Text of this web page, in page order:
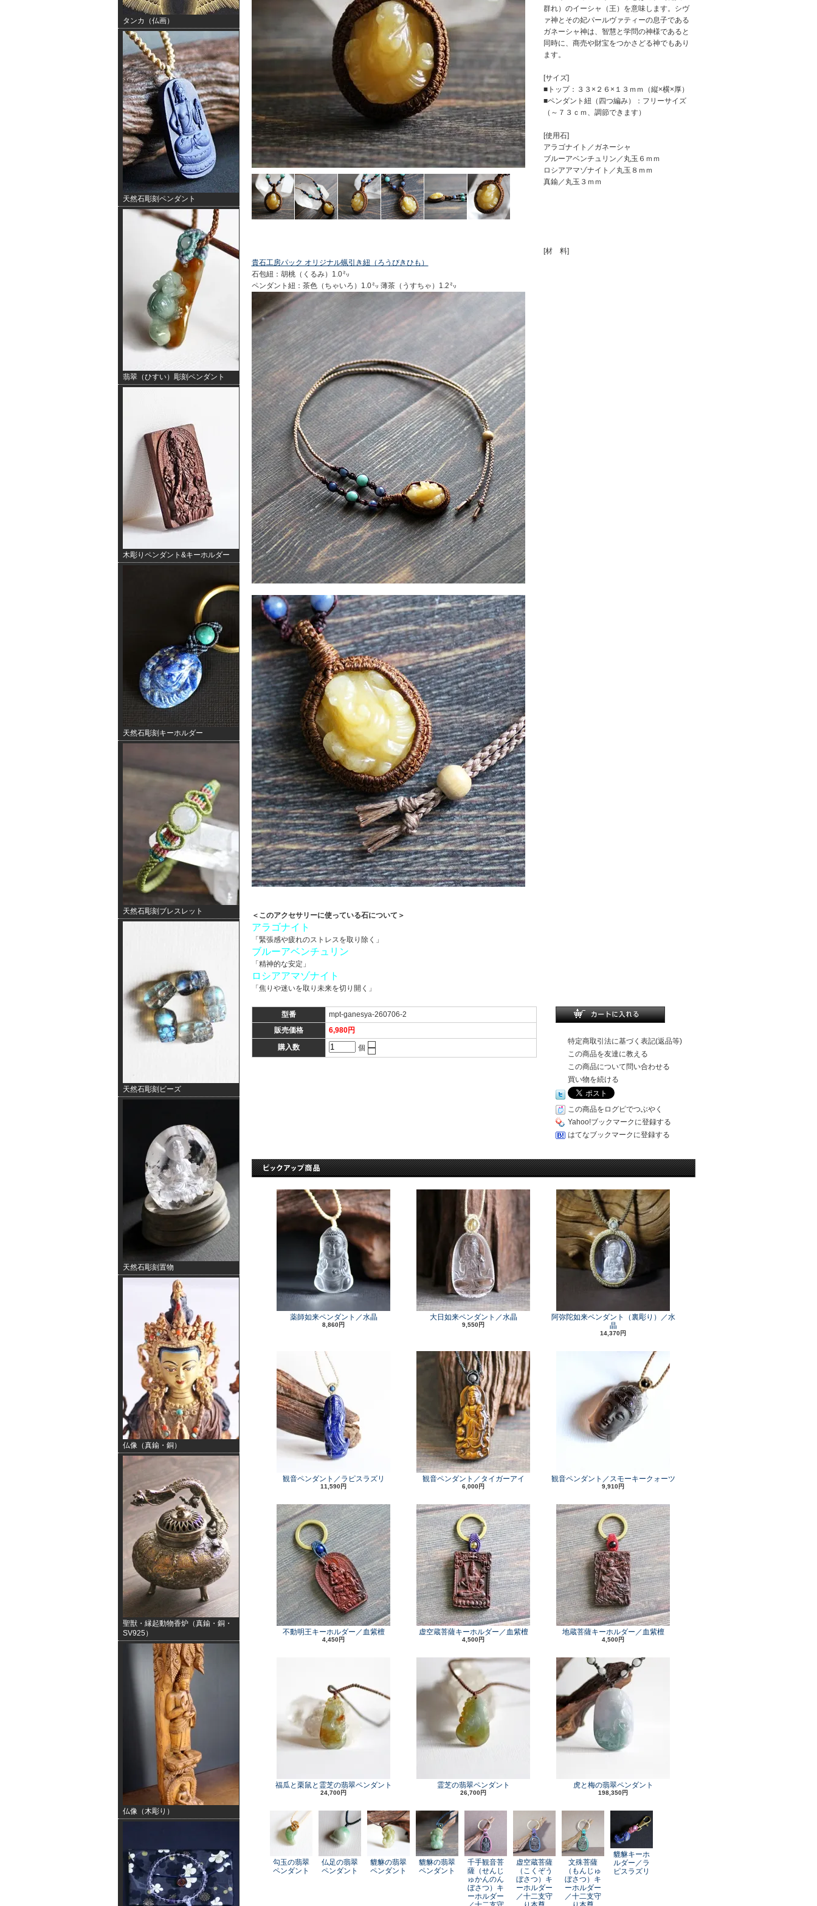
タンカ（仏画）
天然石彫刻ペンダント
翡翠（ひすい）彫刻ペンダント
木彫りペンダント&キーホルダー
天然石彫刻キーホルダー
天然石彫刻ブレスレット
天然石彫刻ビーズ
天然石彫刻置物
仏像（真鍮・銅）
聖獣・縁起動物香炉（真鍮・銅・
SV925）
仏像（木彫り）
群れ）のイーシャ（王）を意味します。シヴ
ァ神とその妃パールヴァティーの息子である
ガネーシャ神は、智慧と学問の神様であると
同時に、商売や財宝をつかさどる神でもあり
ます。
[サイズ]
■トップ：３３×２６×１３ｍｍ（縦×横×厚）
■ペンダント紐（四つ編み）：フリーサイズ
（～７３ｃｍ、調節できます）
[使用石]
アラゴナイト／ガネーシャ
ブルーアベンチュリン／丸玉６ｍｍ
ロシアアマゾナイト／丸玉８ｍｍ
真鍮／丸玉３ｍｍ
[材 料]
貴石工房パック オリジナル蝋引き紐（ろうびきひも）
石包紐：胡桃（くるみ）1.0㍉
ペンダント紐：茶色（ちゃいろ）1.0㍉ 薄茶（うすちゃ）1.2㍉
＜このアクセサリーに使っている石について＞
アラゴナイト
「緊張感や疲れのストレスを取り除く」
ブルーアベンチュリン
「精神的な安定」
ロシアアマゾナイト
「焦りや迷いを取り未来を切り開く」
型番
mpt-ganesya-260706-2
販売価格
6,980円
購入数
個
特定商取引法に基づく表記(返品等)
この商品を友達に教える
この商品について問い合わせる
買い物を続ける
この商品をログピでつぶやく
Yahoo!ブックマークに登録する
はてなブックマークに登録する
薬師如来ペンダント／水晶
8,860円
大日如来ペンダント／水晶
9,550円
阿弥陀如来ペンダント（裏彫り）／水
晶
14,370円
観音ペンダント／ラピスラズリ
11,590円
観音ペンダント／タイガーアイ
6,000円
観音ペンダント／スモーキークォーツ
9,910円
不動明王キーホルダー／血紫檀
4,450円
虚空蔵菩薩キーホルダー／血紫檀
4,500円
地蔵菩薩キーホルダー／血紫檀
4,500円
福瓜と栗鼠と霊芝の翡翠ペンダント
24,700円
霊芝の翡翠ペンダント
26,700円
虎と梅の翡翠ペンダント
198,350円
勾玉の翡翠
ペンダント
仏足の翡翠
ペンダント
貔貅の翡翠
ペンダント
貔貅の翡翠
ペンダント
千手観音菩
薩（せんじ
ゅかんのん
ぼさつ）キ
ーホルダー
虚空蔵菩薩
（こくぞう
ぼさつ）キ
ーホルダー
／十二支守
文殊菩薩
（もんじゅ
ぼさつ）キ
ーホルダー
／十二支守
貔貅キーホ
ルダー／ラ
ピスラズリ